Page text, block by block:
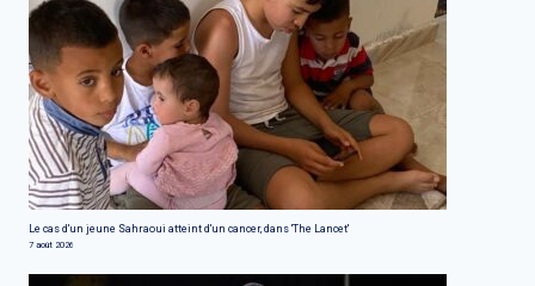
Le cas d'un jeune Sahraoui atteint d'un cancer, dans 'The Lancet'
7 août 2026